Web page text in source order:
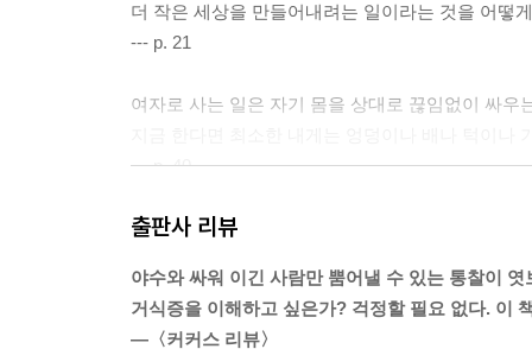
더 작은 세상을 만들어내려는 일이라는 것을 어떻
--- p. 21
여자로 사는 일은 자기 몸을 상대로 끊임없이 싸
--- p. 40
거식증의 실제 원인은 더 뿌리가 깊고 감춰져 있
계기가 아니라는 것을 깨닫게 된다.
--- p. 48
출판사 리뷰
야수와 싸워 이긴 사람만 뿜어낼 수 있는 통찰이 엿
거식증을 이해하고 싶은가? 걱정할 필요 없다. 이
―〈커커스 리뷰〉